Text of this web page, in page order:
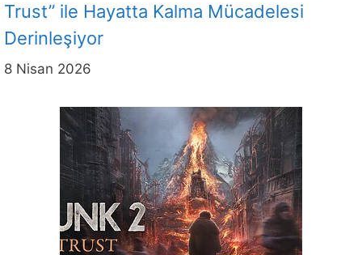
Trust” ile Hayatta Kalma Mücadelesi
Derinleşiyor
8 Nisan 2026